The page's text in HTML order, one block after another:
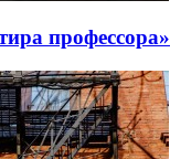
профессора»